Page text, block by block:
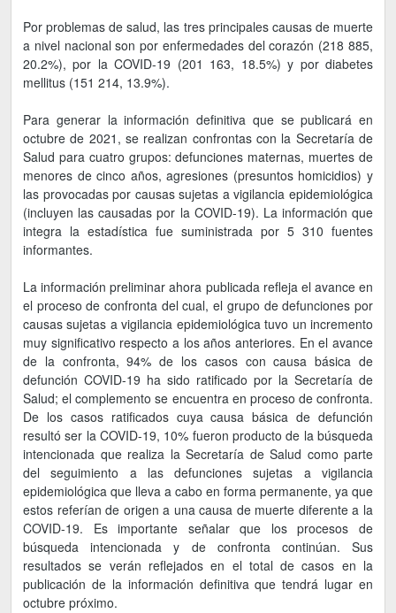
Por problemas de salud, las tres principales causas de muerte
a nivel nacional son por enfermedades del corazón (218 885,
20.2%), por la COVID-19 (201 163, 18.5%) y por diabetes
mellitus (151 214, 13.9%).
Para generar la información definitiva que se publicará en
octubre de 2021, se realizan confrontas con la Secretaría de
Salud para cuatro grupos: defunciones maternas, muertes de
menores de cinco años, agresiones (presuntos homicidios) y
las provocadas por causas sujetas a vigilancia epidemiológica
(incluyen las causadas por la COVID-19). La información que
integra la estadística fue suministrada por 5 310 fuentes
informantes.
La información preliminar ahora publicada refleja el avance en
el proceso de confronta del cual, el grupo de defunciones por
causas sujetas a vigilancia epidemiológica tuvo un incremento
muy significativo respecto a los años anteriores. En el avance
de la confronta, 94% de los casos con causa básica de
defunción COVID-19 ha sido ratificado por la Secretaría de
Salud; el complemento se encuentra en proceso de confronta.
De los casos ratificados cuya causa básica de defunción
resultó ser la COVID-19, 10% fueron producto de la búsqueda
intencionada que realiza la Secretaría de Salud como parte
del seguimiento a las defunciones sujetas a vigilancia
epidemiológica que lleva a cabo en forma permanente, ya que
estos referían de origen a una causa de muerte diferente a la
COVID-19. Es importante señalar que los procesos de
búsqueda intencionada y de confronta continúan. Sus
resultados se verán reflejados en el total de casos en la
publicación de la información definitiva que tendrá lugar en
octubre próximo.